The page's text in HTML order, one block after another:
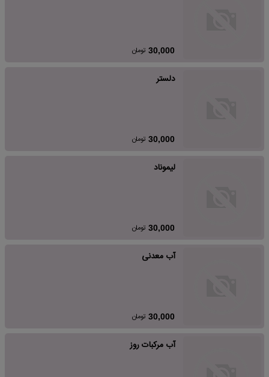
30,000 تومان
دلستر
30,000 تومان
لیموناد
30,000 تومان
آب معدنی
30,000 تومان
آب مرکبات روز